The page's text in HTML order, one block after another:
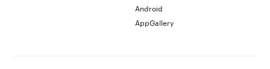
Android
AppGallery